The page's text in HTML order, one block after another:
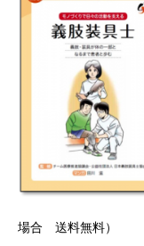
場合 送料無料）